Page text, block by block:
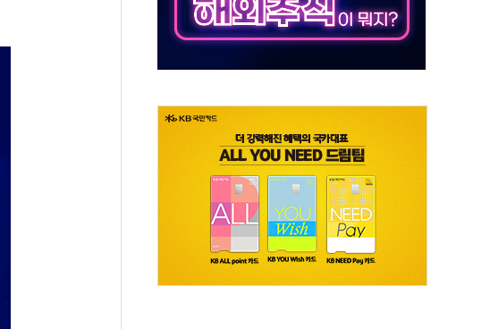
서 불 2시간30여분만에 진화...외국인 노동자 숨져